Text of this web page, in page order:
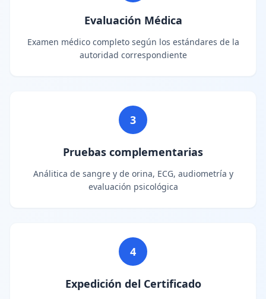
Evaluación Médica
Examen médico completo según los estándares de la
autoridad correspondiente
3
Pruebas complementarias
Análitica de sangre y de orina, ECG, audiometría y
evaluación psicológica
4
Expedición del Certificado